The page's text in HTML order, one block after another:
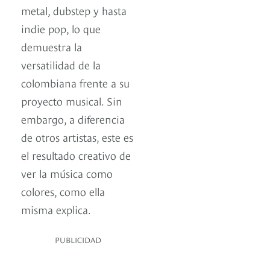
metal, dubstep y hasta
indie pop, lo que
demuestra la
versatilidad de la
colombiana frente a su
proyecto musical. Sin
embargo, a diferencia
de otros artistas, este es
el resultado creativo de
ver la música como
colores, como ella
misma explica.
PUBLICIDAD